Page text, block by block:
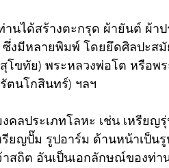
นได้สร้างตะกรุด ผ้ายันต์ ผ้า
ซึ่งมีหลายพิมพ์ โดยยึดศิลปะส
โขทัย) พระหลวงพ่อโต หรือพ
ตนโกสินทร์) ฯลฯ
คลประเภทโลหะ เช่น เหรียญ
รียญปั๊ม รูปอาร์ม ด้านหน้าเป็
สถิต อันเป็นเอกลักษณ์ของท่า